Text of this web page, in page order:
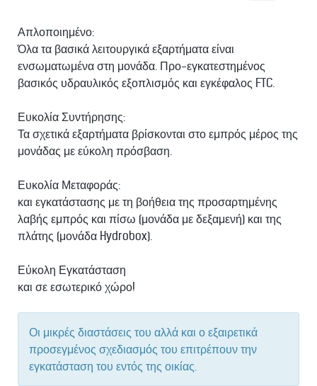
Απλοποιημένο:
Όλα τα βασικά λειτουργικά εξαρτήματα είναι
ενσωματωμένα στη μονάδα. Προ-εγκατεστημένος
βασικός υδραυλικός εξοπλισμός και εγκέφαλος FTC.
Ευκολία Συντήρησης:
Τα σχετικά εξαρτήματα βρίσκονται στο εμπρός μέρος της
μονάδας με εύκολη πρόσβαση.
Ευκολία Μεταφοράς:
και εγκατάστασης με τη βοήθεια της προσαρτημένης
λαβής εμπρός και πίσω (μονάδα με δεξαμενή) και της
πλάτης (μονάδα Hydrobox).
Εύκολη Εγκατάσταση
και σε εσωτερικό χώρο!
Οι μικρές διαστάσεις του αλλά και ο εξαιρετικά
προσεγμένος σχεδιασμός του επιτρέπουν την
εγκατάσταση του εντός της οικίας.